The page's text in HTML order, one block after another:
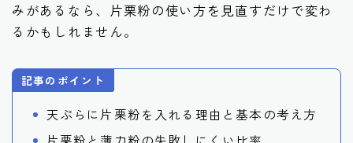
みがあるなら、片栗粉の使い方を見直すだけで変わ
るかもしれません。
記事のポイント
天ぷらに片栗粉を入れる理由と基本の考え方